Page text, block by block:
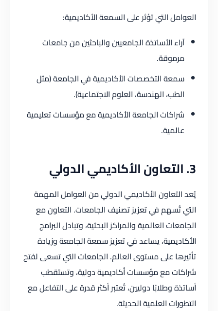
العوامل التي تؤثر على السمعة الأكاديمية:
آراء الأساتذة الجامعيين والباحثين من جامعات
مرموقة.
سمعة التخصصات الأكاديمية في الجامعة (مثل
الطب، الهندسة، العلوم الاجتماعية).
شراكات الجامعة الأكاديمية مع مؤسسات تعليمية
عالمية.
3. التعاون الأكاديمي الدولي
يُعد التعاون الأكاديمي الدولي من العوامل المهمة
التي تُسهم في تعزيز تصنيف الجامعات. التعاون مع
الجامعات العالمية والمراكز البحثية، وتبادل البرامج
الأكاديمية، يساعد في تعزيز سمعة الجامعة وزيادة
تأثيرها على مستوى العالم. الجامعات التي تسعى لفتح
شراكات مع مؤسسات أكاديمية دولية، وتستقطب
أساتذة وطلابًا دوليين، تُعتبر أكثر قدرة على التفاعل مع
التطورات العلمية الحديثة.